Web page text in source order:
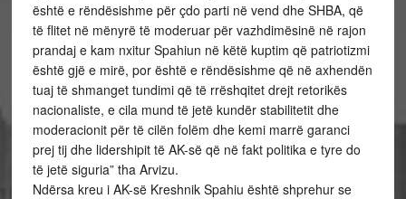
është e rëndësishme për çdo parti në vend dhe SHBA, që
të flitet në mënyrë të moderuar për vazhdimësinë në rajon
prandaj e kam nxitur Spahiun në këtë kuptim që patriotizmi
është gjë e mirë, por është e rëndësishme që në axhendën
tuaj të shmanget tundimi që të rrëshqitet drejt retorikës
nacionaliste, e cila mund të jetë kundër stabilitetit dhe
moderacionit për të cilën folëm dhe kemi marrë garanci
prej tij dhe lidershipit të AK-së që në fakt politika e tyre do
të jetë siguria” tha Arvizu.
Ndërsa kreu i AK-së Kreshnik Spahiu është shprehur se